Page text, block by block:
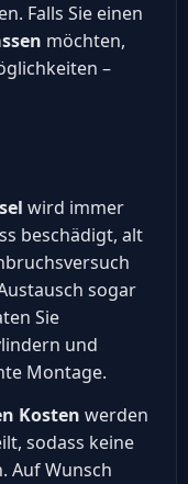
Falls Sie einen
möchten,
–
wird immer
beschädigt, alt
sogar
Sie
und
Montage.
Kosten werden
sodass keine
Auf Wunsch